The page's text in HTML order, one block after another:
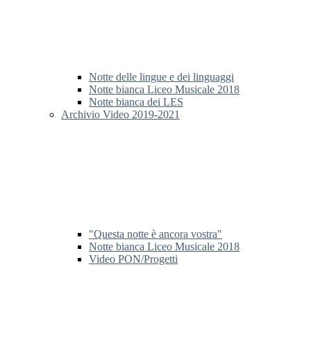
Notte delle lingue e dei linguaggi
Notte bianca Liceo Musicale 2018
Notte bianca dei LES
Archivio Video 2019-2021
"Questa notte è ancora vostra"
Notte bianca Liceo Musicale 2018
Video PON/Progetti